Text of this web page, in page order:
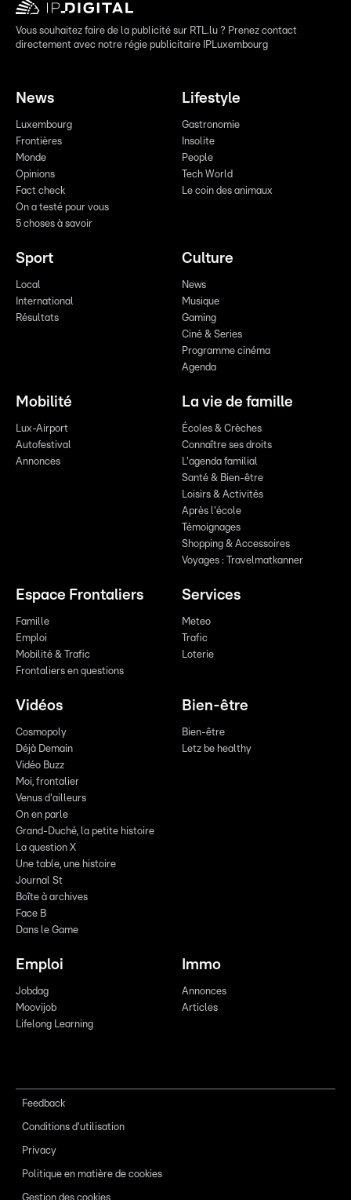
Vous souhaitez faire de la publicité sur RTL.lu ? Prenez contact
directement avec notre régie publicitaire IPLuxembourg
News
Luxembourg
Frontières
Monde
Opinions
Fact check
On a testé pour vous
5 choses à savoir
Lifestyle
Gastronomie
Insolite
People
Tech World
Le coin des animaux
Sport
Local
International
Résultats
Culture
News
Musique
Gaming
Ciné & Series
Programme cinéma
Agenda
Mobilité
Lux-Airport
Autofestival
Annonces
La vie de famille
Écoles & Crèches
Connaître ses droits
L'agenda familial
Santé & Bien-être
Loisirs & Activités
Après l'école
Témoignages
Shopping & Accessoires
Voyages : Travelmatkanner
Espace Frontaliers
Famille
Emploi
Mobilité & Trafic
Frontaliers en questions
Services
Meteo
Trafic
Loterie
Vidéos
Cosmopoly
Déjà Demain
Vidéo Buzz
Moi, frontalier
Venus d'ailleurs
On en parle
Grand-Duché, la petite histoire
La question X
Une table, une histoire
Journal St
Boîte à archives
Face B
Dans le Game
Bien-être
Bien-être
Letz be healthy
Emploi
Jobdag
Moovijob
Lifelong Learning
Immo
Annonces
Articles
Feedback
Conditions d'utilisation
Privacy
Politique en matière de cookies